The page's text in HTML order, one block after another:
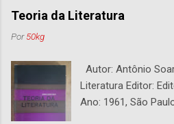
Teoria da Literatura
Por50kg
Autor: Antônio
Literatura Editor:
Ano: 1961, São